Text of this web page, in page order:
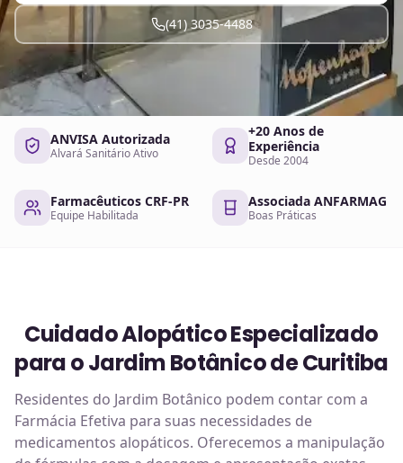
(41) 3035-4488
ANVISA Autorizada
Alvará Sanitário Ativo
+20 Anos de
Experiência
Desde 2004
Farmacêuticos CRF-PR
Equipe Habilitada
Associada ANFARMAG
Boas Práticas
Cuidado Alopático Especializado
para o Jardim Botânico de Curitiba
Residentes do Jardim Botânico podem contar com a
Farmácia Efetiva para suas necessidades de
medicamentos alopáticos. Oferecemos a manipulação